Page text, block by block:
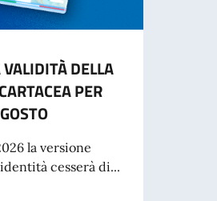
DELLA
PER
la versione
cesserà di...